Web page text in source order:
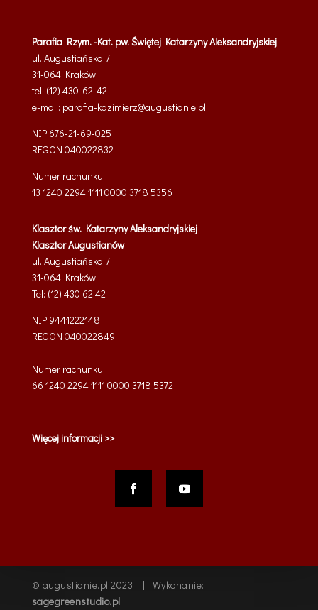
Parafia Rzym. -Kat. pw. Świętej Katarzyny Aleksandryjskiej
ul. Augustiańska 7
31-064 Kraków
tel: (12) 430-62-42
e-mail: parafia-kazimierz@augustianie.pl
NIP 676-21-69-025
REGON 040022832
Numer rachunku
13 1240 2294 1111 0000 3718 5356
Klasztor św. Katarzyny Aleksandryjskiej
Klasztor Augustianów
ul. Augustiańska 7
31-064 Kraków
Tel: (12) 430 62 42
NIP 9441222148
REGON 040022849
Numer rachunku
66 1240 2294 1111 0000 3718 5372
Więcej informacji >>
© augustianie.pl 2023 | Wykonanie:
sagegreenstudio.pl